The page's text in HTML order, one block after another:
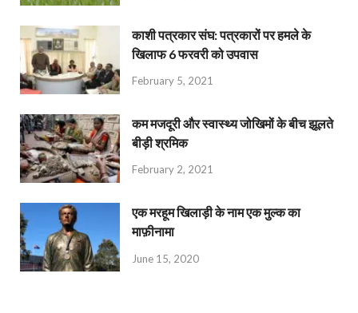
काशी पत्रकार संघ: पत्रकारों पर हमले के
खिलाफ 6 फरवरी को उपवास
February 5, 2021
कम मजदूरी और स्वास्थ्य जोखिमों के बीच झूलते
बीड़ी श्रमिक
February 2, 2021
एक मरहूम खिलाड़ी के नाम एक मुल्क का
माफ़ीनामा
June 15, 2020